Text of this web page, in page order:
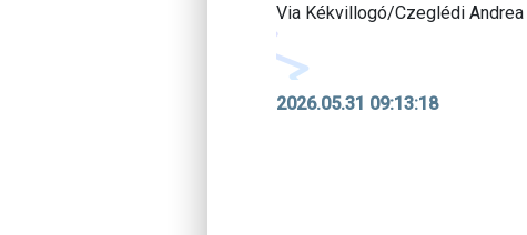
Via Kékvillogó/Czeglédi Andrea
2026.05.31 09:13:18